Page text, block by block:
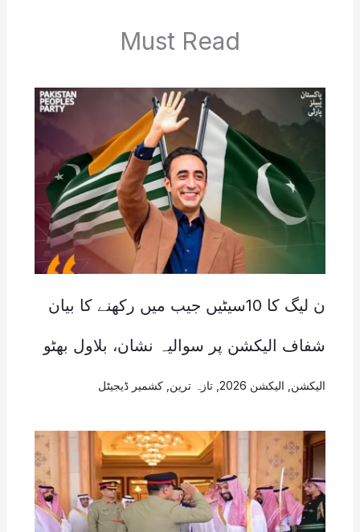
Must Read
ن لیگ کا 10سیٹیں جیب میں رکھنے کا بیان
شفاف الیکشن پر سوالیہ نشان، بلاول بھٹو
الیکشن الیکشن 2026 , تازہ ترین کشمیر ڈیجیٹل